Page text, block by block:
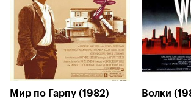
Мир по Гарпу (1982) Волки